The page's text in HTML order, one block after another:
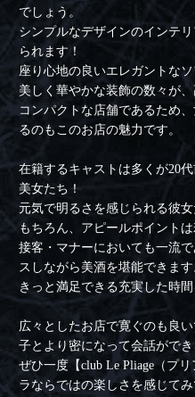
でしょう。
シンプルなデザインのインテ
られます！
座り心地の良いエレガントな
美しく華やかな装飾の数々が
コンパクトな店舗であるため
るのもこのお店の魅力です。
在籍するキャストは多くが20
美女たち！
元気で明るさを感じられる彼
もちろん、アピールポイント
接客・マナーにおいても一流
スしながら美酒を堪能できます
きっと満足できる充実した時
広々としたお店で寛ぐのも良
子とより密になって会話がで
ぜひ一度【club Le Pliage（プ
ラならではの楽しさを感じて